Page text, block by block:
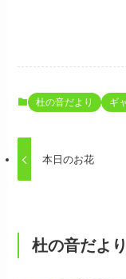
杜の音だより ギ
本日のお花
杜の音だより